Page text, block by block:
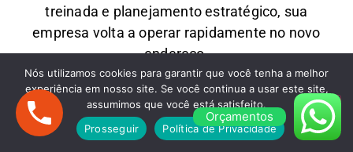
treinada e planejamento estratégico, sua
empresa volta a operar rapidamente no novo
endereço.
Fretes em Sacomã: Transporte Rápido e
Econômico
OferecemosFretes emSacomãpara quem
Orçamentos
Nós utilizamos cookies para garantir que você tenha a melhor
experiência em nosso site. Se você continua a usar este site,
assumimos que você está satisfeito.
Prosseguir
Política de Privacidade